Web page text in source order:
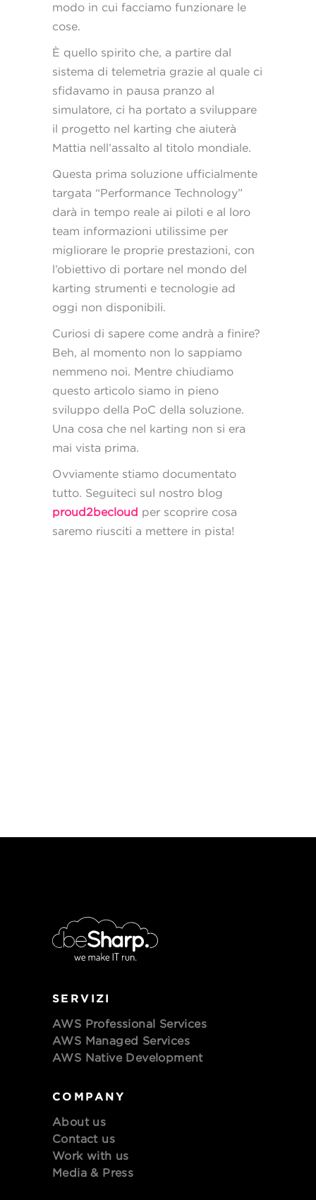
modo in cui facciamo funzionare le
cose.
È quello spirito che, a partire dal
sistema di telemetria grazie al quale ci
sfidavamo in pausa pranzo al
simulatore, ci ha portato a sviluppare
il progetto nel karting che aiuterà
Mattia nell’assalto al titolo mondiale.
Questa prima soluzione ufficialmente
targata “Performance Technology”
darà in tempo reale ai piloti e al loro
team informazioni utilissime per
migliorare le proprie prestazioni, con
l’obiettivo di portare nel mondo del
karting strumenti e tecnologie ad
oggi non disponibili.
Curiosi di sapere come andrà a finire?
Beh, al momento non lo sappiamo
nemmeno noi. Mentre chiudiamo
questo articolo siamo in pieno
sviluppo della PoC della soluzione.
Una cosa che nel karting non si era
mai vista prima.
Ovviamente stiamo documentato
tutto. Seguiteci sul nostro blog
proud2becloud per scoprire cosa
saremo riusciti a mettere in pista!
SERVIZI
AWS Professional Services
AWS Managed Services
AWS Native Development
COMPANY
About us
Contact us
Work with us
Media & Press